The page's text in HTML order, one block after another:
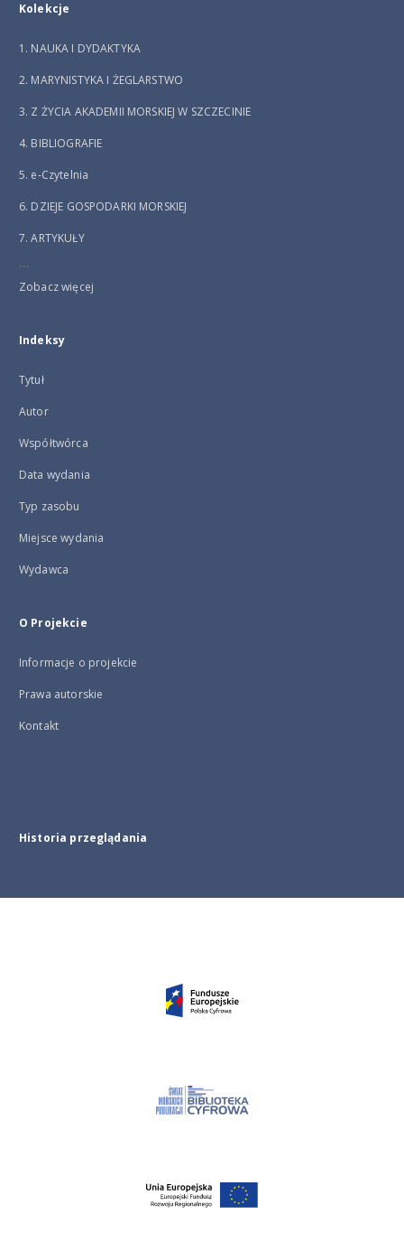
Kolekcje
1. NAUKA I DYDAKTYKA
2. MARYNISTYKA I ŻEGLARSTWO
3. Z ŻYCIA AKADEMII MORSKIEJ W SZCZECINIE
4. BIBLIOGRAFIE
5. e-Czytelnia
6. DZIEJE GOSPODARKI MORSKIEJ
7. ARTYKUŁY
...
Zobacz więcej
Indeksy
Tytuł
Autor
Współtwórca
Data wydania
Typ zasobu
Miejsce wydania
Wydawca
O Projekcie
Informacje o projekcie
Prawa autorskie
Kontakt
Historia przeglądania